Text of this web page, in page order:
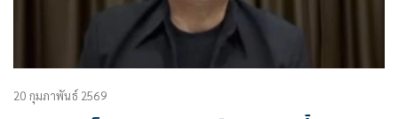
20 กุมภาพันธ์ 2569